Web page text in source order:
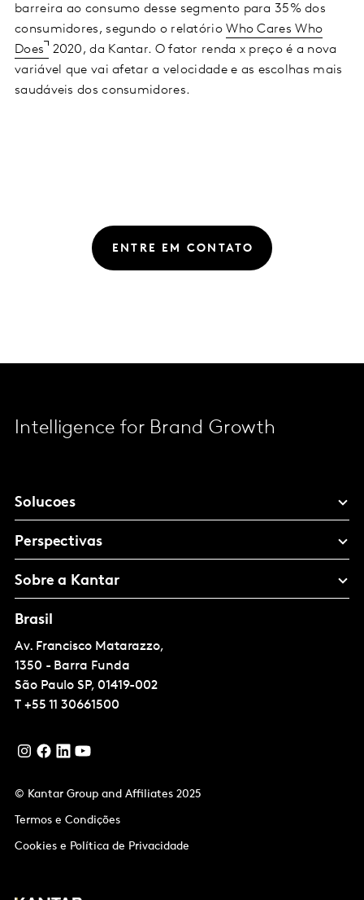
barreira ao consumo desse segmento para 35% dos
consumidores, segundo o relatórioWho Cares Who
Does
2020, da Kantar. O fator renda x preço é a nova
variável que vai afetar a velocidade e as escolhas mais
saudáveis dos consumidores.
ENTRE EM CONTATO
Intelligence for Brand Growth
Solucoes
Perspectivas
Sobre a Kantar
Brasil
Av. Francisco Matarazzo,
1350 - Barra Funda
São Paulo SP, 01419-002
T +55 11 30661500
© Kantar Group and Affiliates 2025
Termos e Condições
Cookies e Política de Privacidade